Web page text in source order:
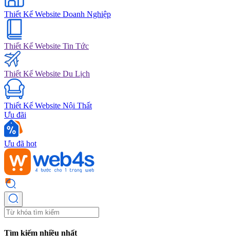
Thiết Kế Website Doanh Nghiệp
Thiết Kế Website Tin Tức
Thiết Kế Website Du Lịch
Thiết Kế Website Nội Thất
Ưu đãi
Ưu đã hot
Tìm kiếm nhiều nhất